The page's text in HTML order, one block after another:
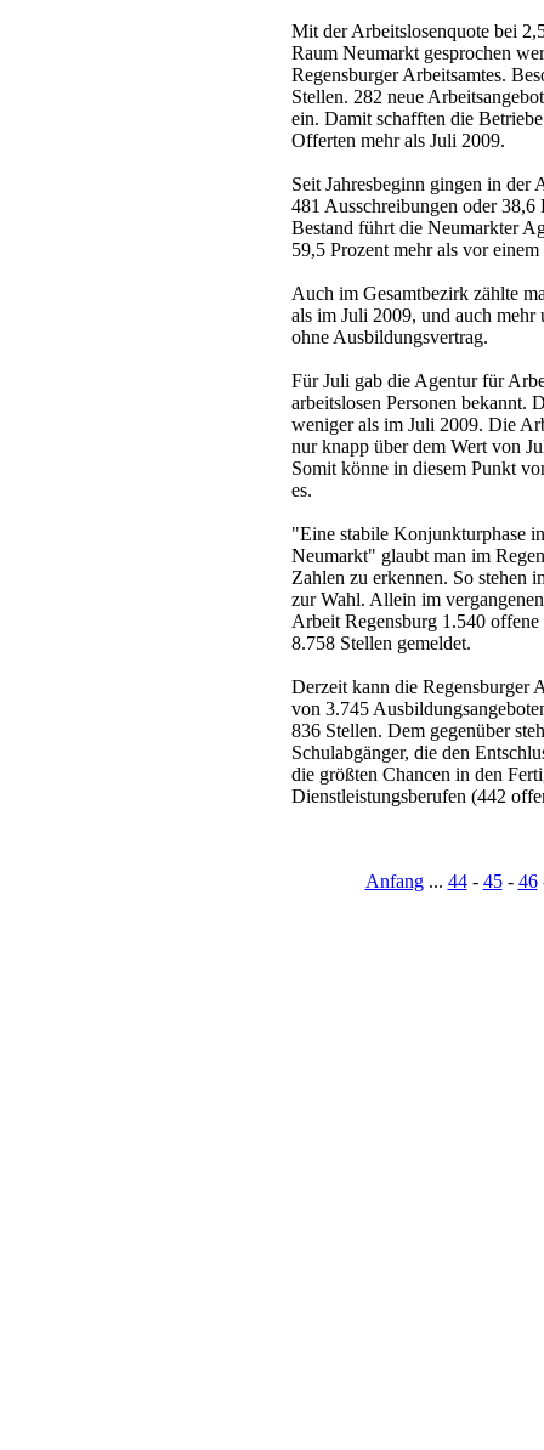
Mit der Arbeitslosenquote bei
Raum Neumarkt gesprochen
Regensburger Arbeitsamtes.
Stellen. 282 neue
ein. Damit schafften die
Offerten mehr als Juli 2009.
Seit Jahresbeginn gingen in der
481 Ausschreibungen oder
Bestand führt die Neumarkter
59,5 Prozent mehr als vor einem
Auch im Gesamtbezirk zählte
als im Juli 2009, und auch mehr
ohne Ausbildungsvertrag.
Für Juli gab die Agentur für
arbeitslosen Personen bekannt.
weniger als im Juli 2009. Die
nur knapp über dem Wert von
Somit könne in diesem Punkt
es.
"Eine stabile Konjunkturphase
Neumarkt" glaubt man im
Zahlen zu erkennen. So stehen
zur Wahl. Allein im
Arbeit Regensburg 1.540
8.758 Stellen gemeldet.
Derzeit kann die Regensburger
von 3.745
836 Stellen. Dem gegenüber
Schulabgänger, die den
die größten Chancen in den
Dienstleistungsberufen (442
Anfang... 44- 45- 46